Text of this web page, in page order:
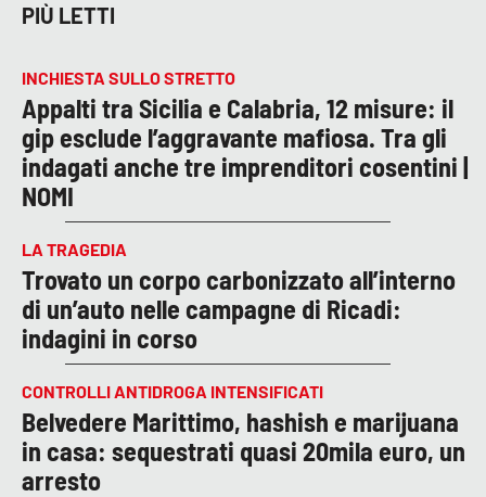
PIÙ LETTI
INCHIESTA SULLO STRETTO
Appalti tra Sicilia e Calabria, 12 misure: il
gip esclude l’aggravante mafiosa. Tra gli
indagati anche tre imprenditori cosentini |
NOMI
LA TRAGEDIA
Trovato un corpo carbonizzato all’interno
di un’auto nelle campagne di Ricadi:
indagini in corso
CONTROLLI ANTIDROGA INTENSIFICATI
Belvedere Marittimo, hashish e marijuana
in casa: sequestrati quasi 20mila euro, un
arresto